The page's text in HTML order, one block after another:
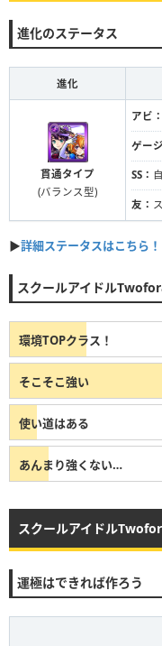
進化のステータス
進化
貫通タイプ
(バランス型)
アビ：
ゲー
SS：
友：
▶詳細ステータスはこちら！
スクールアイドル
環境TOPクラス！
そこそこ強い
使い道はある
あんまり強くない…
スクールアイドル
運極はできれば作ろう